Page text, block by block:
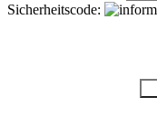
Sicherheitscode: